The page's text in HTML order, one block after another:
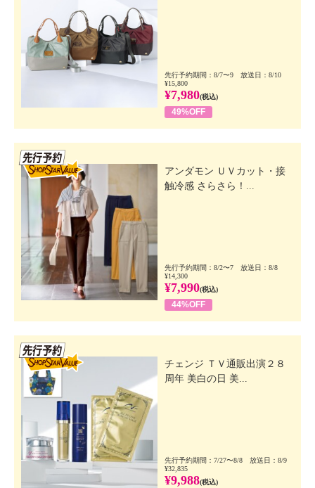
先行予約期間：8/7〜9 放送日：8/10
¥15,800
¥7,980(税込)
49%OFF
アンダモン ＵＶカット・接
触冷感 さらさら！...
先行予約期間：8/2〜7 放送日：8/8
¥14,300
¥7,990(税込)
44%OFF
チェンジ ＴＶ通販出演２８
周年 美白の日 美...
先行予約期間：7/27〜8/8 放送日：8/9
¥32,835
¥9,988(税込)